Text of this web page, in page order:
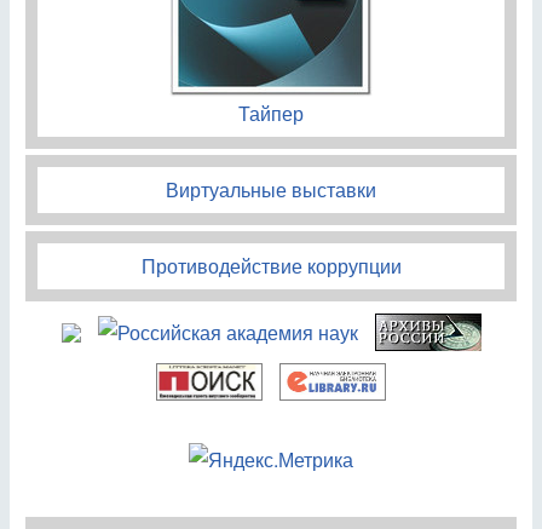
Тайпер
Виртуальные выставки
Противодействие коррупции